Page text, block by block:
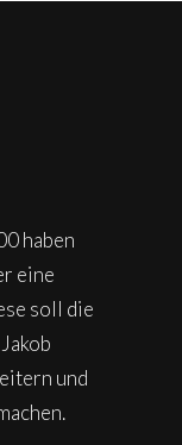
haben
eine
soll die
und